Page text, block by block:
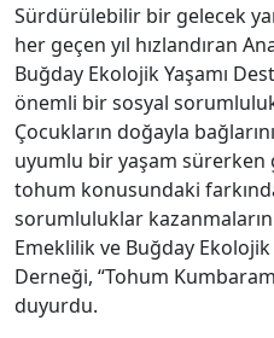
Sürdürülebilir bir gelecek
her geçen yıl hızlandıran
Buğday Ekolojik Yaşamı
önemli bir sosyal
Çocukların doğayla
uyumlu bir yaşam sürerken
tohum konusundaki
sorumluluklar
Emeklilik ve Buğday
Derneği, “Tohum
duyurdu.